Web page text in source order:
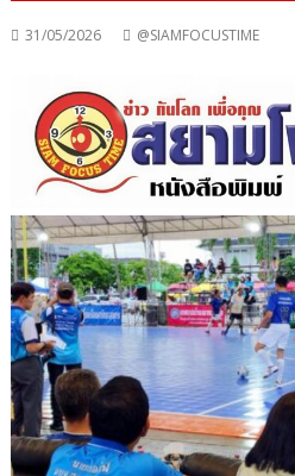
31/05/2026 @SIAMFOCUSTIME